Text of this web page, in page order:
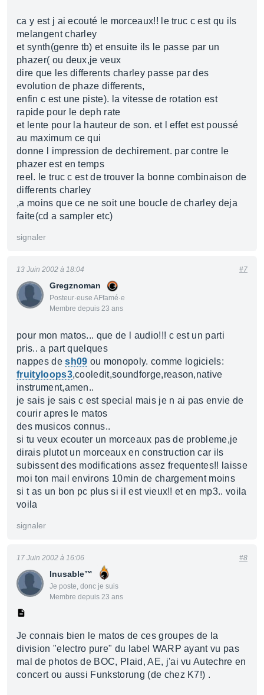
ca y est j ai ecouté le morceaux!! le truc c est qu ils
melangent charley
et synth(genre tb) et ensuite ils le passe par un
phazer( ou deux,je veux
dire que les differents charley passe par des
evolution de phaze differents,
enfin c est une piste). la vitesse de rotation est
rapide pour le deph rate
et lente pour la hauteur de son. et l effet est poussé
au maximum ce qui
donne l impression de dechirement. par contre le
phazer est en temps
reel. le truc c est de trouver la bonne combinaison de
differents charley
,a moins que ce ne soit une boucle de charley deja
faite(cd a sampler etc)
signaler
Gregznoman
Posteur·euse AFfamé·e
Membre depuis 23 ans
13 Juin 2002 à 18:04 #7
pour mon matos... que de l audio!!! c est un parti
pris.. a part quelques
nappes desh09 ou monopoly. comme logiciels:
fruityloops3,cooledit,soundforge,reason,native
instrument,amen..
je sais je sais c est special mais je n ai pas envie de
courir apres le matos
des musicos connus..
si tu veux ecouter un morceaux pas de probleme,je
dirais plutot un morceaux en construction car ils
subissent des modifications assez frequentes!! laisse
moi ton mail environs 10min de chargement moins
si t as un bon pc plus si il est vieux!! et en mp3.. voila
voila
signaler
Inusable™
Je poste, donc je suis
Membre depuis 23 ans
17 Juin 2002 à 16:06 #8
Je connais bien le matos de ces groupes de la
division "electro pure" du label WARP ayant vu pas
mal de photos de BOC, Plaid, AE, j'ai vu Autechre en
concert ou aussi Funkstorung (de chez K7!) .